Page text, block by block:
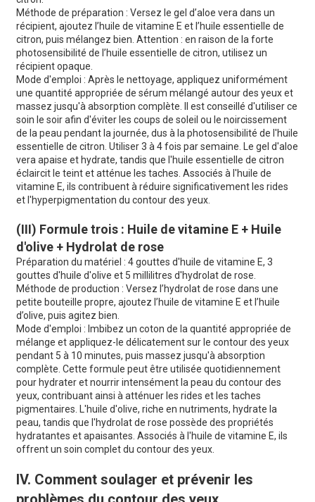
Méthode de préparation : Versez le gel d’aloe vera dans un
récipient, ajoutez l’huile de vitamine E et l’huile essentielle de
citron, puis mélangez bien. Attention : en raison de la forte
photosensibilité de l’huile essentielle de citron, utilisez un
récipient opaque.
Mode d'emploi : Après le nettoyage, appliquez uniformément
une quantité appropriée de sérum mélangé autour des yeux et
massez jusqu'à absorption complète. Il est conseillé d'utiliser ce
soin le soir afin d'éviter les coups de soleil ou le noircissement
de la peau pendant la journée, dus à la photosensibilité de l'huile
essentielle de citron. Utiliser 3 à 4 fois par semaine. Le gel d'aloe
vera apaise et hydrate, tandis que l'huile essentielle de citron
éclaircit le teint et atténue les taches. Associés à l'huile de
vitamine E, ils contribuent à réduire significativement les rides
et l'hyperpigmentation du contour des yeux.
(III) Formule trois : Huile de vitamine E + Huile
d'olive + Hydrolat de rose
Préparation du matériel : 4 gouttes d'huile de vitamine E, 3
gouttes d'huile d'olive et 5 millilitres d'hydrolat de rose.
Méthode de production : Versez l’hydrolat de rose dans une
petite bouteille propre, ajoutez l’huile de vitamine E et l’huile
d’olive, puis agitez bien.
Mode d'emploi : Imbibez un coton de la quantité appropriée de
mélange et appliquez-le délicatement sur le contour des yeux
pendant 5 à 10 minutes, puis massez jusqu'à absorption
complète. Cette formule peut être utilisée quotidiennement
pour hydrater et nourrir intensément la peau du contour des
yeux, contribuant ainsi à atténuer les rides et les taches
pigmentaires. L'huile d'olive, riche en nutriments, hydrate la
peau, tandis que l'hydrolat de rose possède des propriétés
hydratantes et apaisantes. Associés à l'huile de vitamine E, ils
offrent un soin complet du contour des yeux.
IV. Comment soulager et prévenir les